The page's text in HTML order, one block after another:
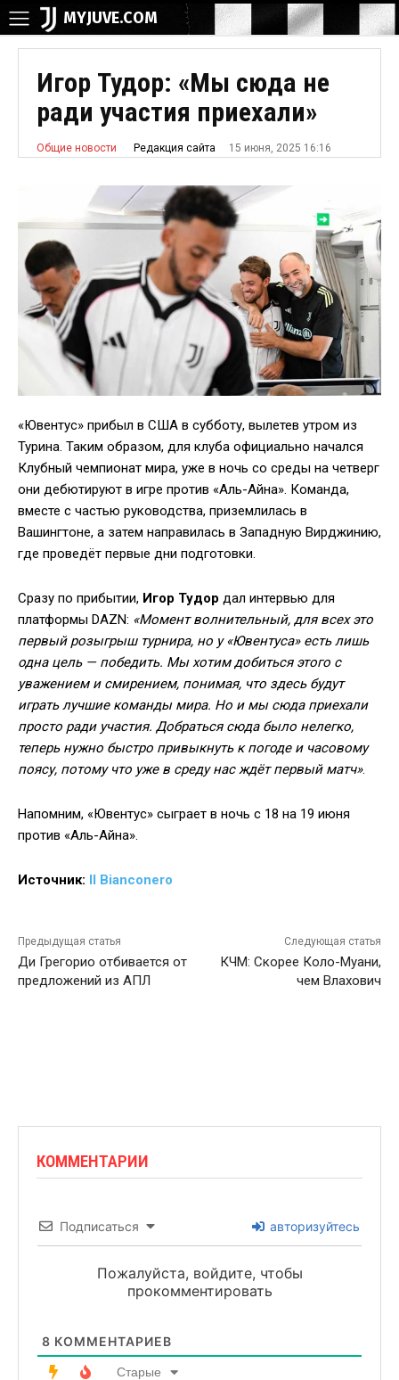
MYJUVE.COM
Игор Тудор: «Мы сюда не
ради участия приехали»
Общие новости Редакция сайта 15 июня, 2025 16:16
«Ювентус» прибыл в США в субботу, вылетев утром из
Турина. Таким образом, для клуба официально начался
Клубный чемпионат мира, уже в ночь со среды на четверг
они дебютируют в игре против «Аль-Айна». Команда,
вместе с частью руководства, приземлилась в
Вашингтоне, а затем направилась в Западную Вирджинию,
где проведёт первые дни подготовки.
Сразу по прибытии, Игор Тудор дал интервью для
платформы DAZN: «Момент волнительный, для всех это
первый розыгрыш турнира, но у «Ювентуса» есть лишь
одна цель — победить. Мы хотим добиться этого с
уважением и смирением, понимая, что здесь будут
играть лучшие команды мира. Но и мы сюда приехали
просто ради участия. Добраться сюда было нелегко,
теперь нужно быстро привыкнуть к погоде и часовому
поясу, потому что уже в среду нас ждёт первый матч».
Напомним, «Ювентус» сыграет в ночь с 18 на 19 июня
против «Аль-Айна».
Источник: Il Bianconero
Предыдущая статья
Ди Грегорио отбивается от
предложений из АПЛ
Следующая статья
КЧМ: Скорее Коло-Муани,
чем Влахович
КОММЕНТАРИИ
Подписаться авторизуйтесь
Пожалуйста, войдите, чтобы
прокомментировать
8 КОММЕНТАРИЕВ
Старые